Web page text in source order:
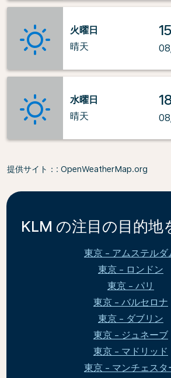
火曜日
晴天
水曜日
晴天
提供サイト： : OpenWeatherMap.org
KLM の注目の目的地
東京 - アムステルダ
東京 - ロンドン
東京 - パリ
東京 - バルセロナ
東京 - ダブリン
東京 - ジュネーブ
東京 - マドリッド
東京 - マンチェスタ